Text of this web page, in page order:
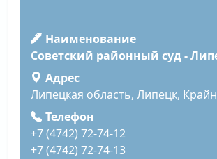
Наименование
Советский районный суд -
Адрес
Липецкая область, Липецк,
Телефон
+7 (4742) 72-74-12
+7 (4742) 72-74-13